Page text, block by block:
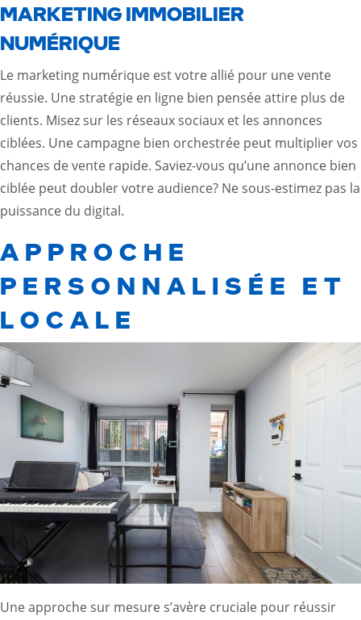
MARKETING IMMOBILIER
NUMÉRIQUE
Le marketing numérique est votre allié pour une vente
réussie. Une stratégie en ligne bien pensée attire plus de
clients. Misez sur les réseaux sociaux et les annonces
ciblées. Une campagne bien orchestrée peut multiplier vos
chances de vente rapide. Saviez-vous qu’une annonce bien
ciblée peut doubler votre audience? Ne sous-estimez pas la
puissance du digital.
APPROCHE
PERSONNALISÉE ET
LOCALE
Une approche sur mesure s’avère cruciale pour réussir